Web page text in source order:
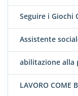
Seguire i Giochi
Assistente
abilitazione alla
LAVORO COME